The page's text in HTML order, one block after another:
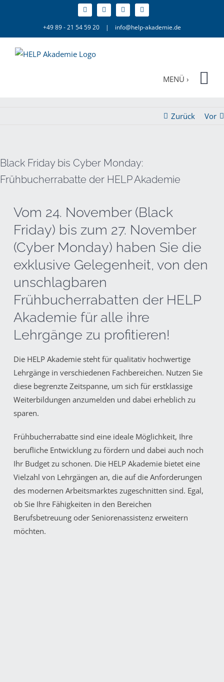
+49 89 - 21 54 59 20 | info@help-akademie.de
Zurück Vor
Black Friday bis Cyber Monday:
Frühbucherrabatte der HELP Akademie
Vom 24. November (Black
Friday) bis zum 27. November
(Cyber Monday) haben Sie die
exklusive Gelegenheit, von den
unschlagbaren
Frühbucherrabatten der HELP
Akademie für alle ihre
Lehrgänge zu profitieren!
Die HELP Akademie steht für qualitativ hochwertige
Lehrgänge in verschiedenen Fachbereichen. Nutzen Sie
diese begrenzte Zeitspanne, um sich für erstklassige
Weiterbildungen anzumelden und dabei erheblich zu
sparen.
Frühbucherrabatte sind eine ideale Möglichkeit, Ihre
berufliche Entwicklung zu fördern und dabei auch noch
Ihr Budget zu schonen. Die HELP Akademie bietet eine
Vielzahl von Lehrgängen an, die auf die Anforderungen
des modernen Arbeitsmarktes zugeschnitten sind. Egal,
ob Sie Ihre Fähigkeiten in den Bereichen
Berufsbetreuung oder Seniorenassistenz erweitern
möchten.